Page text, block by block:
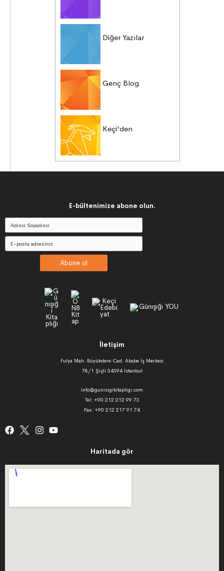
Diğer Yazılar
Genç Blog
Keçi'den
E-bültenimize abone olun.
Abone ol
İletişim
Fulya Mah. Büyükdere Cad. Akabe İş Merkezi
78/1 Şişli 34394 İstanbul
info@gunisigikitapligi.com
Tel: +90 212 212 99 73
Fax: +90 212 217 91 74
Haritada gör